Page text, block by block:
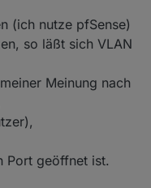
(ich nutze pfSense)
so läßt sich VLAN
Meinung nach
Port geöffnet ist.